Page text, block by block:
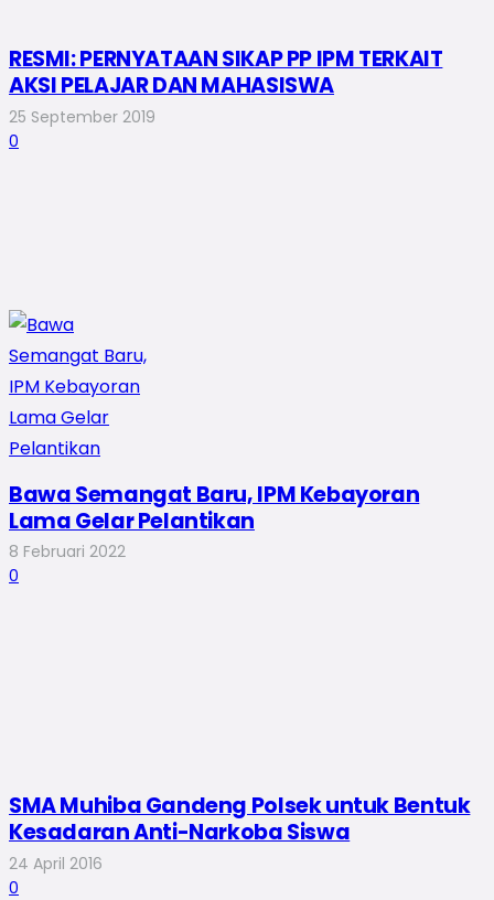
RESMI: PERNYATAAN SIKAP PP IPM TERKAIT
AKSI PELAJAR DAN MAHASISWA
25 September 2019
0
Bawa Semangat Baru, IPM Kebayoran
Lama Gelar Pelantikan
8 Februari 2022
0
SMA Muhiba Gandeng Polsek untuk Bentuk
Kesadaran Anti-Narkoba Siswa
24 April 2016
0